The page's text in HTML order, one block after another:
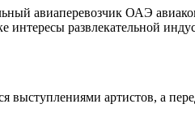
авиаперевозчик ОАЭ
развлекательной
выступлениями артистов, а